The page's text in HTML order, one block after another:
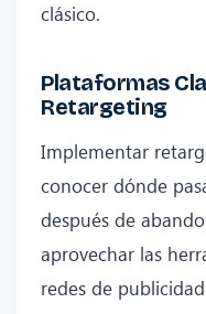
clásico.
Plataformas
Retargeting
Implementar
conocer dónde
después de
aprovechar las
redes de